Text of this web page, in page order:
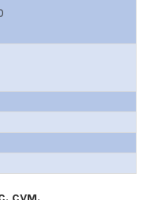
сум.